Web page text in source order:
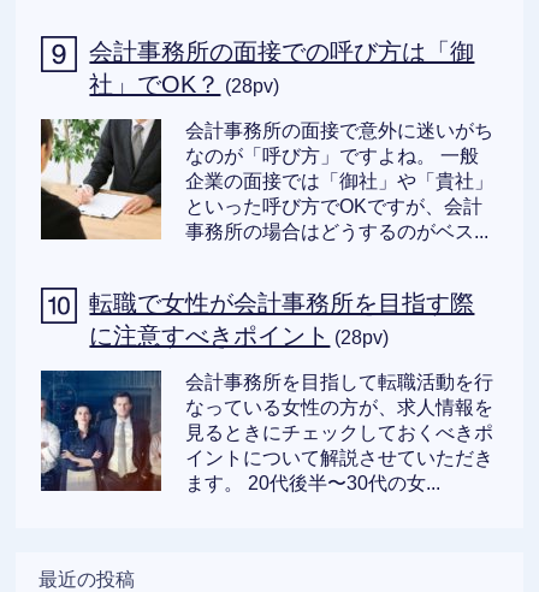
会計事務所の面接での呼び方は「御
社」でOK？ (28pv)
会計事務所の面接で意外に迷いがち
なのが「呼び方」ですよね。 一般
企業の面接では「御社」や「貴社」
といった呼び方でOKですが、会計
事務所の場合はどうするのがベス...
転職で女性が会計事務所を目指す際
に注意すべきポイント (28pv)
会計事務所を目指して転職活動を行
なっている女性の方が、求人情報を
見るときにチェックしておくべきポ
イントについて解説させていただき
ます。 20代後半〜30代の女...
最近の投稿